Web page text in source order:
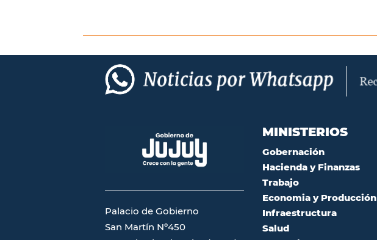
Palacio de Gobierno
San Martín Nº450
MINISTERIOS
Gobernación
Hacienda y Finanzas
Trabajo
Economia y Producción
Infraestructura
Salud